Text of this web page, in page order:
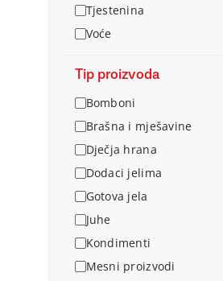
Tjestenina
Voće
Tip proizvoda
Bomboni
Brašna i mješavine
Dječja hrana
Dodaci jelima
Gotova jela
Juhe
Kondimenti
Mesni proizvodi